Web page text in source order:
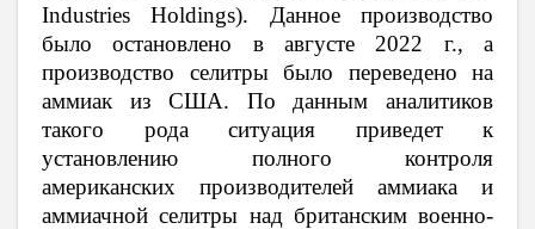
Industries Holdings). Данное производство
было остановлено в августе 2022 г., а
производство селитры было переведено на
аммиак из США. По данным аналитиков
такого рода ситуация приведет к
установлению полного контроля
американских производителей аммиака и
аммиачной селитры над британским военно-